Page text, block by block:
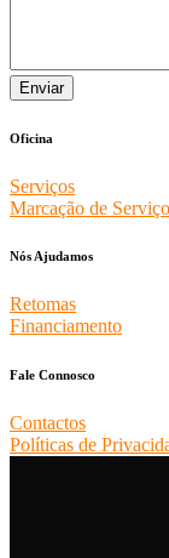
Oficina
Serviços
Marcação de Serviço
Nós Ajudamos
Retomas
Financiamento
Fale Connosco
Contactos
Políticas de